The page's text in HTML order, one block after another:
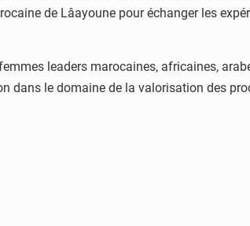
de Lâayoune pour échanger les
leaders marocaines, africaines,
dans le domaine de la valorisation des